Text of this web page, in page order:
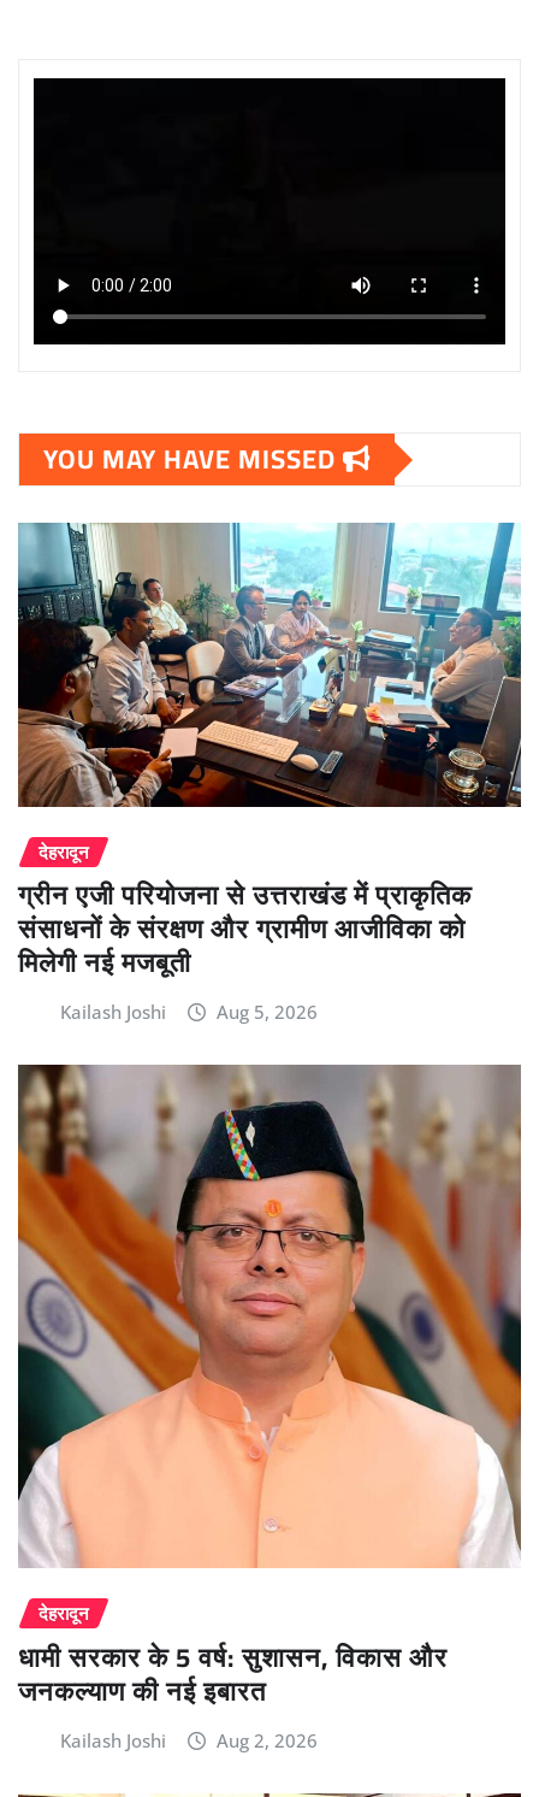
YOU MAY HAVE MISSED
देहरादून
ग्रीन एजी परियोजना से उत्तराखंड में प्राकृतिक
संसाधनों के संरक्षण और ग्रामीण आजीविका को
मिलेगी नई मजबूती
Kailash Joshi Aug 5, 2026
देहरादून
धामी सरकार के 5 वर्ष: सुशासन, विकास और
जनकल्याण की नई इबारत
Kailash Joshi Aug 2, 2026